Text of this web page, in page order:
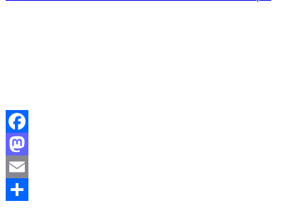
Facebook
Mastodon
Email